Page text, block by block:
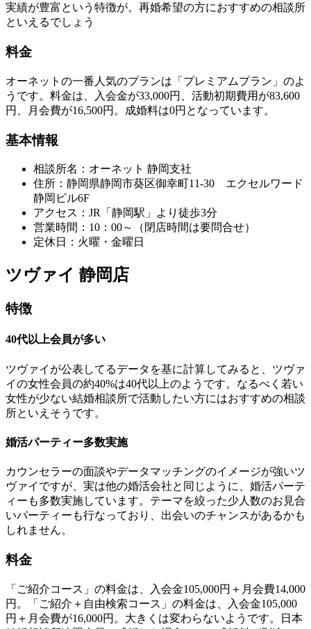
実績が豊富という特徴が。再婚希望の方におすすめの相談所
といえるでしょう
料金
オーネットの一番人気のプランは「プレミアムプラン」のよ
うです。料金は、入会金が33,000円、活動初期費用が83,600
円、月会費が16,500円。成婚料は0円となっています。
基本情報
相談所名：オーネット 静岡支社
住所：静岡県静岡市葵区御幸町11-30 エクセルワード
静岡ビル6F
アクセス：JR「静岡駅」より徒歩3分
営業時間：10：00～（閉店時間は要問合せ）
定休日：火曜・金曜日
ツヴァイ 静岡店
特徴
40代以上会員が多い
ツヴァイが公表してるデータを基に計算してみると、ツヴァ
イの女性会員の約40%は40代以上のようです。なるべく若い
女性が少ない結婚相談所で活動したい方にはおすすめの相談
所といえそうです。
婚活パーティー多数実施
カウンセラーの面談やデータマッチングのイメージが強いツ
ヴァイですが、実は他の婚活会社と同じように、婚活パーテ
ィーも多数実施しています。テーマを絞った少人数のお見合
いパーティーも行なっており、出会いのチャンスがあるかも
しれません。
料金
「ご紹介コース」の料金は、入会金105,000円＋月会費14,000
円。「ご紹介＋自由検索コース」の料金は、入会金105,000
円＋月会費が16,000円。大きくは変わらないようです。日本